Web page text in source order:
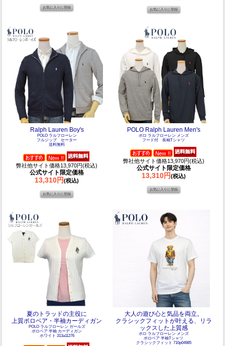
Ralph Lauren Boy's
POLO ラルフローレン
フルジップ セーター
送料無料
弊社他サイト価格13,970円(税込)
公式サイト限定価格
13,310円(税込)
POLO Ralph Lauren Men's
ポロ ラルフローレン メンズ
フード付 長袖Tシャツ
弊社他サイト価格13,970円(税込)
公式サイト限定価格
13,310円(税込)
夏のトラッドの主役に
上質ポロベア・半袖カーディガン
POLO ラルフローレン ガールズ
ポロベア 半袖 カーディガン
ホワイト 313a11276
大人の遊び心と気品を両立。
クラシックフィットが叶える、リラ
ックスした上質感
ポロ ラルフローレン メンズ
ポロベア 半袖Tシャツ
クラシックフィット 710p04985